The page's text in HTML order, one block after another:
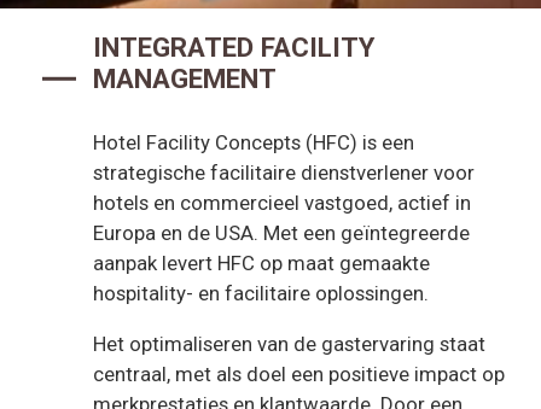
INTEGRATED FACILITY
MANAGEMENT
Hotel Facility Concepts (HFC) is een
strategische facilitaire dienstverlener voor
hotels en commercieel vastgoed, actief in
Europa en de USA. Met een geïntegreerde
aanpak levert HFC op maat gemaakte
hospitality- en facilitaire oplossingen.
Het optimaliseren van de gastervaring staat
centraal, met als doel een positieve impact op
merkprestaties en klantwaarde. Door een